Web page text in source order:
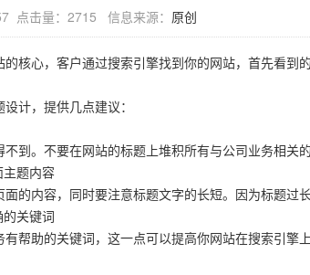
点击量：2715 信息来源： 原创
心，客户通过搜索引擎找到你的网站，首先看到
计，提供几点建议：
到。不要在网站的标题上堆积所有与公司业务相关
题内容
的内容，同时要注意标题文字的长短。因为标题
关键词
帮助的关键词，这一点可以提高你网站在搜索引擎上